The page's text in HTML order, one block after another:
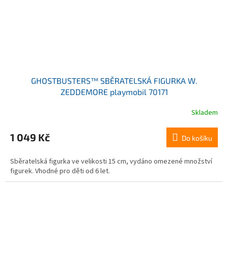
GHOSTBUSTERS™ SBĚRATELSKÁ FIGURKA W.
ZEDDEMORE playmobil 70171
Skladem
1 049 Kč Do košíku
Sběratelská figurka ve velikosti 15 cm, vydáno omezené množství
figurek. Vhodné pro děti od 6 let.